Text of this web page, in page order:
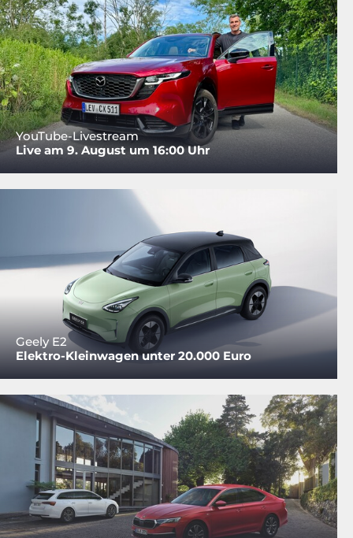
YouTube-Livestream
Live am 9. August um 16:00 Uhr
Geely E2
Elektro-Kleinwagen unter 20.000 Euro